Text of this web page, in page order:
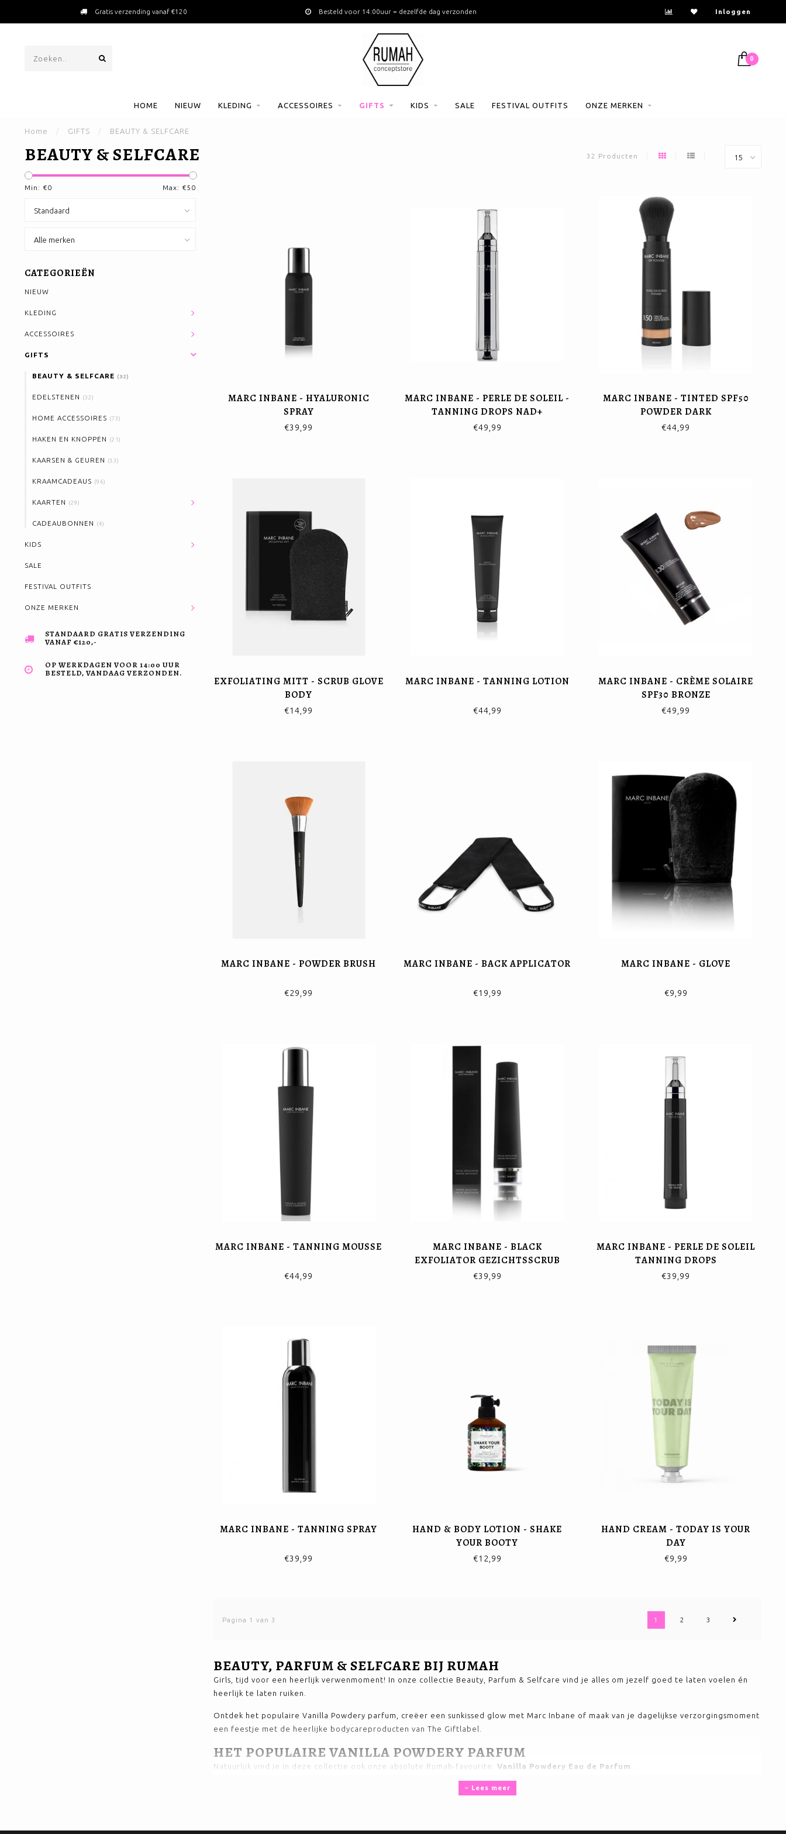
Gratis verzending vanaf €120 Besteld voor 14:00uur = dezelfde dag verzonden Inloggen
0
HOME NIEUW KLEDING ACCESSOIRES GIFTS KIDS SALE FESTIVAL OUTFITS ONZE MERKEN
Home / GIFTS / BEAUTY & SELFCARE
BEAUTY & SELFCARE 32 Producten
Min: €0 Max: €50
CATEGORIEËN
NIEUW
KLEDING
ACCESSOIRES
GIFTS
BEAUTY & SELFCARE (32)
EDELSTENEN (32)
HOME ACCESSOIRES (73)
HAKEN EN KNOPPEN (21)
KAARSEN & GEUREN (53)
KRAAMCADEAUS (96)
KAARTEN (29)
CADEAUBONNEN (4)
KIDS
SALE
FESTIVAL OUTFITS
ONZE MERKEN
STANDAARD GRATIS VERZENDING
VANAF €120,-
OP WERKDAGEN VOOR 14:00 UUR
BESTELD, VANDAAG VERZONDEN.
MARC INBANE - HYALURONIC
SPRAY
€39,99
MARC INBANE - PERLE DE SOLEIL -
TANNING DROPS NAD+
€49,99
MARC INBANE - TINTED SPF50
POWDER DARK
€44,99
EXFOLIATING MITT - SCRUB GLOVE
BODY
€14,99
MARC INBANE - TANNING LOTION
€44,99
MARC INBANE - CRÈME SOLAIRE
SPF30 BRONZE
€49,99
MARC INBANE - POWDER BRUSH
€29,99
MARC INBANE - BACK APPLICATOR
€19,99
MARC INBANE - GLOVE
€9,99
MARC INBANE - TANNING MOUSSE
€44,99
MARC INBANE - BLACK
EXFOLIATOR GEZICHTSSCRUB
€39,99
MARC INBANE - PERLE DE SOLEIL
TANNING DROPS
€39,99
MARC INBANE - TANNING SPRAY
€39,99
HAND & BODY LOTION - SHAKE
YOUR BOOTY
€12,99
HAND CREAM - TODAY IS YOUR
DAY
€9,99
Pagina 1 van 3 1 2 3
BEAUTY, PARFUM & SELFCARE BIJ RUMAH
Girls, tijd voor een heerlijk verwenmoment! In onze collectie Beauty, Parfum & Selfcare vind je alles om jezelf goed te laten voelen én
heerlijk te laten ruiken.
Ontdek het populaire Vanilla Powdery parfum, creëer een sunkissed glow met Marc Inbane of maak van je dagelijkse verzorgingsmoment
een feestje met de heerlijke bodycareproducten van The Giftlabel.
HET POPULAIRE VANILLA POWDERY PARFUM
Natuurlijk vind je in deze collectie ook onze absolute Rumah-favourite: Vanilla Powdery Eau de Parfum
wat heeft zij voor een heerlijke, dure parfum op?
Lees meer